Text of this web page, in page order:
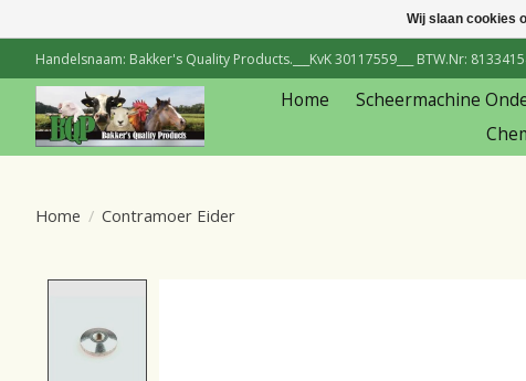
Handelsnaam: Bakker's Quality Products.___KvK 30117559___ BTW.Nr:
Home Scheermachine
Home / Contramoer Eider
Wij slaan cookies